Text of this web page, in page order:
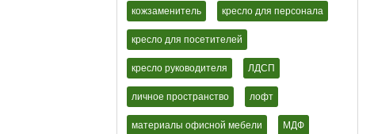
кожзаменитель кресло для персонала
кресло для посетителей
кресло руководителя ЛДСП
личное пространство лофт
материалы офисной мебели МДФ